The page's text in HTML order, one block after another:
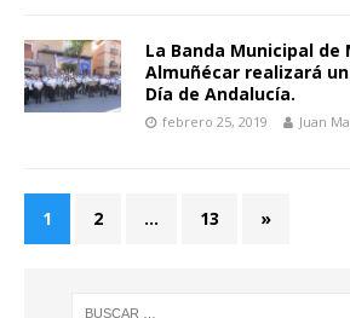
La Banda Municipal de
Almuñécar realizará
Día de Andalucía.
febrero 25, 2019 Juan
1 2 … 13 »